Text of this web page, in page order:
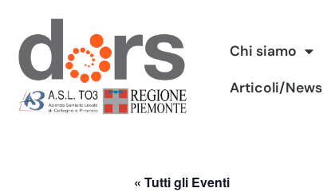
Vai
al
contenuto
Chi siamo
Articoli/News
« Tutti gli Eventi